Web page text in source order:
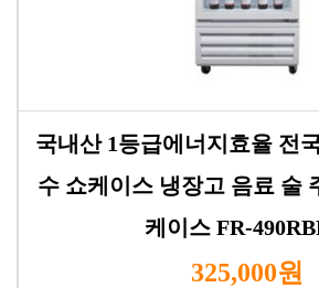
국내산 1등급에너지효율 전
수 쇼케이스 냉장고 음료 술
케이스 FR-
325,000원